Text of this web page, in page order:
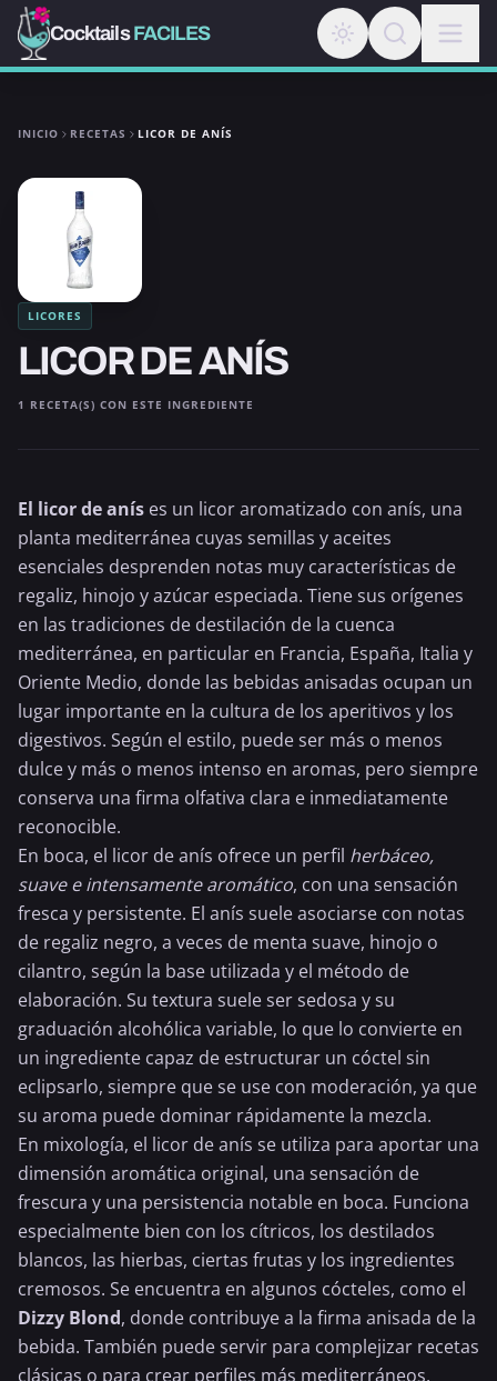
CocktailsFACILES
INICIO RECETAS LICOR DE ANÍS
LICORES
LICOR DE ANÍS
1 RECETA(S) CON ESTE INGREDIENTE
El licor de anís es un licor aromatizado con anís, una
planta mediterránea cuyas semillas y aceites
esenciales desprenden notas muy características de
regaliz, hinojo y azúcar especiada. Tiene sus orígenes
en las tradiciones de destilación de la cuenca
mediterránea, en particular en Francia, España, Italia y
Oriente Medio, donde las bebidas anisadas ocupan un
lugar importante en la cultura de los aperitivos y los
digestivos. Según el estilo, puede ser más o menos
dulce y más o menos intenso en aromas, pero siempre
conserva una firma olfativa clara e inmediatamente
reconocible.
En boca, el licor de anís ofrece un perfil herbáceo,
suave e intensamente aromático, con una sensación
fresca y persistente. El anís suele asociarse con notas
de regaliz negro, a veces de menta suave, hinojo o
cilantro, según la base utilizada y el método de
elaboración. Su textura suele ser sedosa y su
graduación alcohólica variable, lo que lo convierte en
un ingrediente capaz de estructurar un cóctel sin
eclipsarlo, siempre que se use con moderación, ya que
su aroma puede dominar rápidamente la mezcla.
En mixología, el licor de anís se utiliza para aportar una
dimensión aromática original, una sensación de
frescura y una persistencia notable en boca. Funciona
especialmente bien con los cítricos, los destilados
blancos, las hierbas, ciertas frutas y los ingredientes
cremosos. Se encuentra en algunos cócteles, como el
Dizzy Blond, donde contribuye a la firma anisada de la
bebida. También puede servir para complejizar recetas
clásicas o para crear perfiles más mediterráneos,